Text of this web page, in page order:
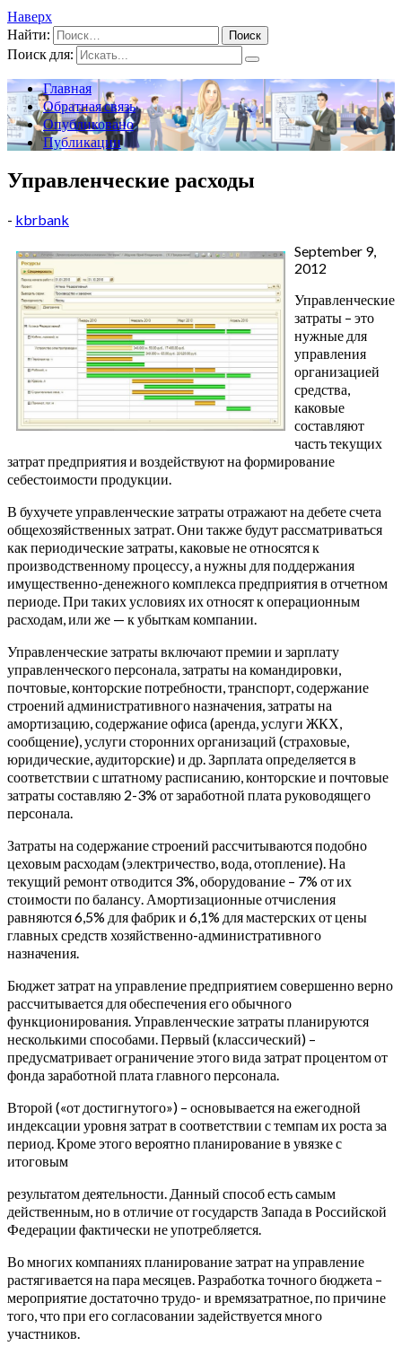
Наверх
Найти:
Поиск для:
Главная
Обратная связь
Опубликовано
Публикации
Управленческие расходы
- kbrbank
September 9,
2012
Управленческие
затраты – это
нужные для
управления
организацией
средства,
каковые
составляют
часть текущих
затрат предприятия и воздействуют на формирование
себестоимости продукции.
В бухучете управленческие затраты отражают на дебете счета
общехозяйственных затрат. Они также будут рассматриваться
как периодические затраты, каковые не относятся к
производственному процессу, а нужны для поддержания
имущественно-денежного комплекса предприятия в отчетном
периоде. При таких условиях их относят к операционным
расходам, или же — к убыткам компании.
Управленческие затраты включают премии и зарплату
управленческого персонала, затраты на командировки,
почтовые, конторские потребности, транспорт, содержание
строений административного назначения, затраты на
амортизацию, содержание офиса (аренда, услуги ЖКХ,
сообщение), услуги сторонних организаций (страховые,
юридические, аудиторские) и др. Зарплата определяется в
соответствии с штатному расписанию, конторские и почтовые
затраты составляю 2-3% от заработной плата руководящего
персонала.
Затраты на содержание строений рассчитываются подобно
цеховым расходам (электричество, вода, отопление). На
текущий ремонт отводится 3%, оборудование – 7% от их
стоимости по балансу. Амортизационные отчисления
равняются 6,5% для фабрик и 6,1% для мастерских от цены
главных средств хозяйственно-административного
назначения.
Бюджет затрат на управление предприятием совершенно верно
рассчитывается для обеспечения его обычного
функционирования. Управленческие затраты планируются
несколькими способами. Первый (классический) –
предусматривает ограничение этого вида затрат процентом от
фонда заработной плата главного персонала.
Второй («от достигнутого») – основывается на ежегодной
индексации уровня затрат в соответствии с темпам их роста за
период. Кроме этого вероятно планирование в увязке с
итоговым
результатом деятельности. Данный способ есть самым
действенным, но в отличие от государств Запада в Российской
Федерации фактически не употребляется.
Во многих компаниях планирование затрат на управление
растягивается на пара месяцев. Разработка точного бюджета –
мероприятие достаточно трудо- и времязатратное, по причине
того, что при его согласовании задействуется много
участников.